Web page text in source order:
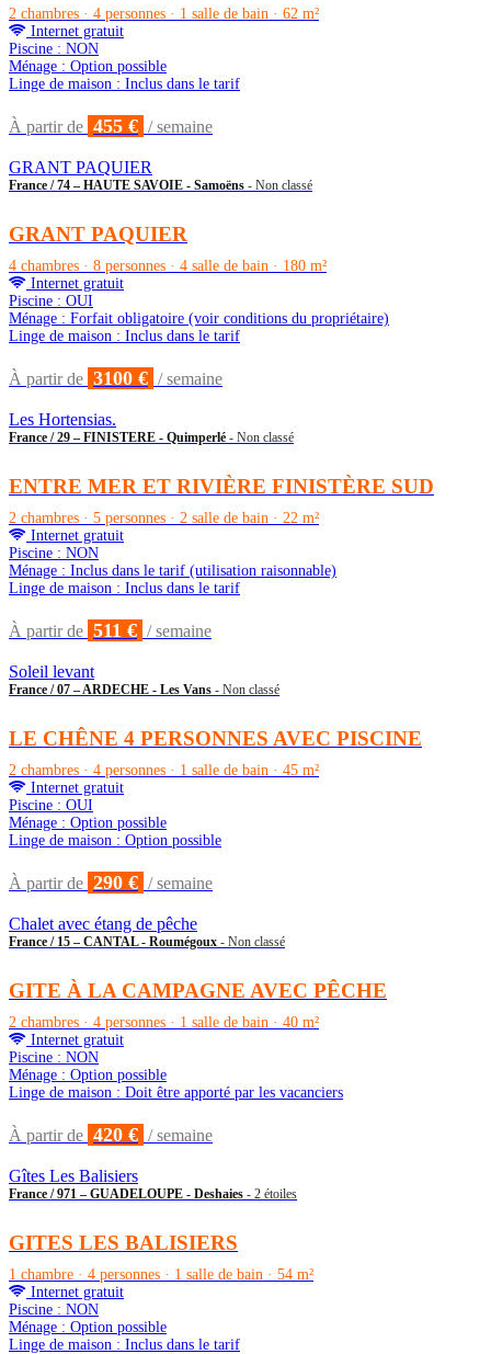
2 chambres · 4 personnes · 1 salle de bain · 62 m²
Internet gratuit
Piscine : NON
Ménage : Option possible
Linge de maison : Inclus dans le tarif
À partir de 455 € / semaine
GRANT PAQUIER
France / 74 – HAUTE SAVOIE - Samoëns - Non classé
GRANT PAQUIER
4 chambres · 8 personnes · 4 salle de bain · 180 m²
Internet gratuit
Piscine : OUI
Ménage : Forfait obligatoire (voir conditions du propriétaire)
Linge de maison : Inclus dans le tarif
À partir de 3100 € / semaine
Les Hortensias.
France / 29 – FINISTERE - Quimperlé - Non classé
ENTRE MER ET RIVIÈRE FINISTÈRE SUD
2 chambres · 5 personnes · 2 salle de bain · 22 m²
Internet gratuit
Piscine : NON
Ménage : Inclus dans le tarif (utilisation raisonnable)
Linge de maison : Inclus dans le tarif
À partir de 511 € / semaine
Soleil levant
France / 07 – ARDECHE - Les Vans - Non classé
LE CHÊNE 4 PERSONNES AVEC PISCINE
2 chambres · 4 personnes · 1 salle de bain · 45 m²
Internet gratuit
Piscine : OUI
Ménage : Option possible
Linge de maison : Option possible
À partir de 290 € / semaine
Chalet avec étang de pêche
France / 15 – CANTAL - Roumégoux - Non classé
GITE À LA CAMPAGNE AVEC PÊCHE
2 chambres · 4 personnes · 1 salle de bain · 40 m²
Internet gratuit
Piscine : NON
Ménage : Option possible
Linge de maison : Doit être apporté par les vacanciers
À partir de 420 € / semaine
Gîtes Les Balisiers
France / 971 – GUADELOUPE - Deshaies - 2 étoiles
GITES LES BALISIERS
1 chambre · 4 personnes · 1 salle de bain · 54 m²
Internet gratuit
Piscine : NON
Ménage : Option possible
Linge de maison : Inclus dans le tarif